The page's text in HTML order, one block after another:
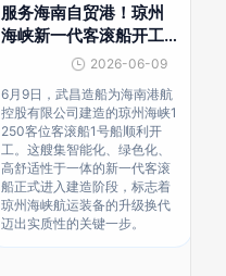
服务海南自贸港！琼州
海峡新一代客滚船开工
2026-06-09
6月9日，武昌造船为海南港航
控股有限公司建造的琼州海峡1
250客位客滚船1号船顺利开
工。这艘集智能化、绿色化、
高舒适性于一体的新一代客滚
船正式进入建造阶段，标志着
琼州海峡航运装备的升级换代
迈出实质性的关键一步。